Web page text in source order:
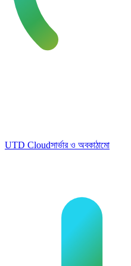
UTD Cloudসার্ভার ও অবকাঠামো